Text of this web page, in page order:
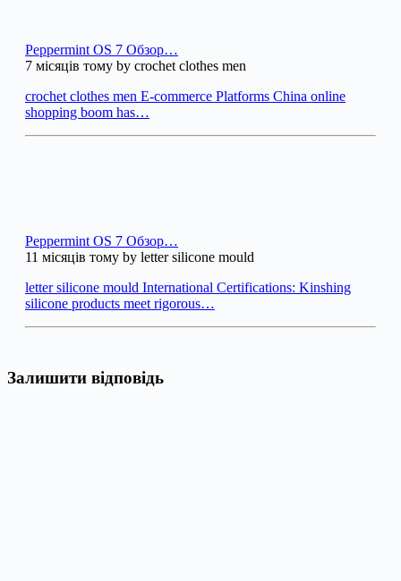
Peppermint OS 7 Обзор…
7 місяців тому by crochet clothes men
crochet clothes men E-commerce Platforms China online
shopping boom has…
Peppermint OS 7 Обзор…
11 місяців тому by letter silicone mould
letter silicone mould International Certifications: Kinshing
silicone products meet rigorous…
Залишити відповідь